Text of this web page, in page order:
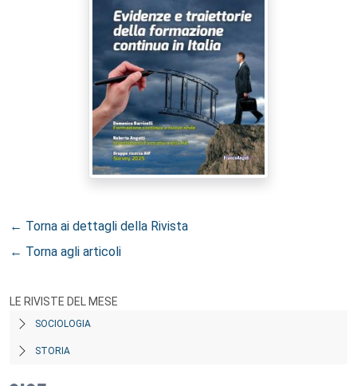
← Torna ai dettagli della Rivista
← Torna agli articoli
LE RIVISTE DEL MESE
SOCIOLOGIA
STORIA